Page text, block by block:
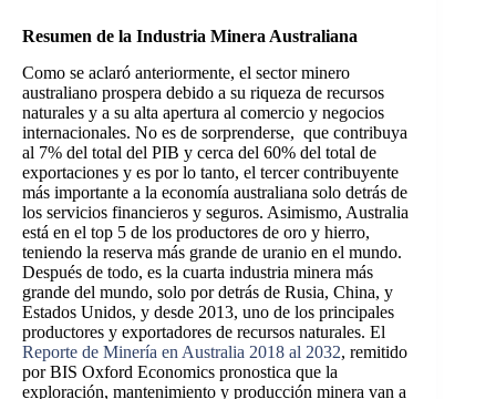
Resumen de la Industria Minera Australiana
Como se aclaró anteriormente, el sector minero
australiano prospera debido a su riqueza de recursos
naturales y a su alta apertura al comercio y negocios
internacionales. No es de sorprenderse, que contribuya
al 7% del total del PIB y cerca del 60% del total de
exportaciones y es por lo tanto, el tercer contribuyente
más importante a la economía australiana solo detrás de
los servicios financieros y seguros. Asimismo, Australia
está en el top 5 de los productores de oro y hierro,
teniendo la reserva más grande de uranio en el mundo.
Después de todo, es la cuarta industria minera más
grande del mundo, solo por detrás de Rusia, China, y
Estados Unidos, y desde 2013, uno de los principales
productores y exportadores de recursos naturales. El
Reporte de Minería en Australia 2018 al 2032, remitido
por BIS Oxford Economics pronostica que la
exploración, mantenimiento y producción minera van a